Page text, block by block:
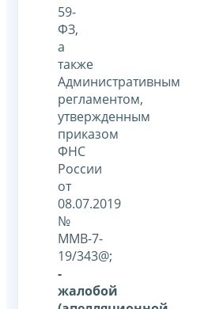
59-
ФЗ,
а
также
Административным
регламентом,
утвержденным
приказом
ФНС
России
от
08.07.2019
№
ММВ-7-
19/343@;
-
жалобой